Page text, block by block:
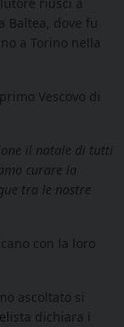
Baltea, dove fu
a Torino nella
Vescovo di
il natale di tutti
curare la
tra le nostre
con la loro
ascoltato si
dichiara i